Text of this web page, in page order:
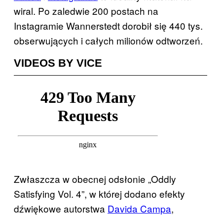
wiral. Po zaledwie 200 postach na
Instagramie Wannerstedt dorobił się 440 tys.
obserwujących i całych milionów odtworzeń.
VIDEOS BY VICE
Zwłaszcza w obecnej odsłonie „Oddly
Satisfying Vol. 4”, w której dodano efekty
dźwiękowe autorstwa Davida Campa,